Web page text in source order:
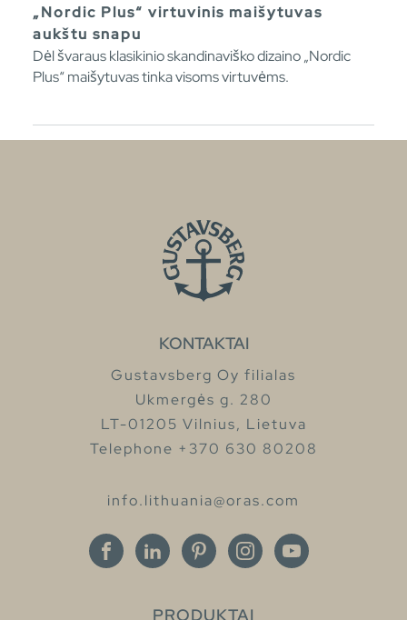
„Nordic Plus“ virtuvinis maišytuvas
aukštu snapu
Dėl švaraus klasikinio skandinaviško dizaino „Nordic
Plus“ maišytuvas tinka visoms virtuvėms.
KONTAKTAI
Gustavsberg Oy filialas
Ukmergės g. 280
LT-01205 Vilnius, Lietuva
Telephone +370 630 80208
info.lithuania@oras.com
PRODUKTAI